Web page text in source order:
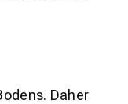
Daher